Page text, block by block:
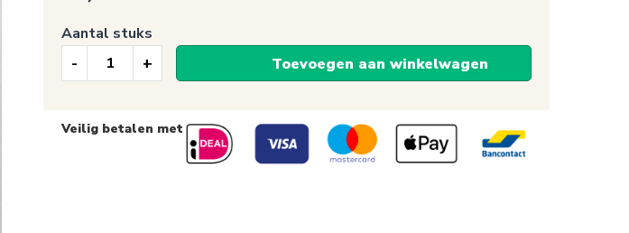
Brandpreventie
Aantal stuks
Toevoegen aan winkelwagen
Veilig betalen met